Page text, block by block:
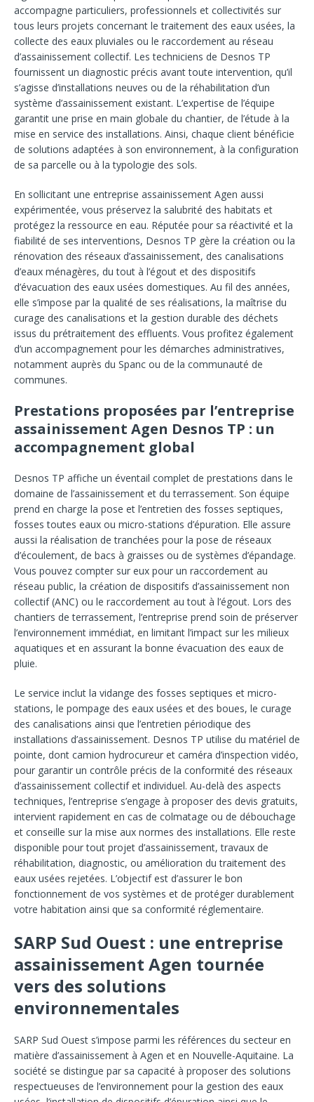
accompagne particuliers, professionnels et collectivités sur
tous leurs projets concernant le traitement des eaux usées, la
collecte des eaux pluviales ou le raccordement au réseau
d’assainissement collectif. Les techniciens de Desnos TP
fournissent un diagnostic précis avant toute intervention, qu’il
s’agisse d’installations neuves ou de la réhabilitation d’un
système d’assainissement existant. L’expertise de l’équipe
garantit une prise en main globale du chantier, de l’étude à la
mise en service des installations. Ainsi, chaque client bénéficie
de solutions adaptées à son environnement, à la configuration
de sa parcelle ou à la typologie des sols.
En sollicitant une entreprise assainissement Agen aussi
expérimentée, vous préservez la salubrité des habitats et
protégez la ressource en eau. Réputée pour sa réactivité et la
fiabilité de ses interventions, Desnos TP gère la création ou la
rénovation des réseaux d’assainissement, des canalisations
d’eaux ménagères, du tout à l’égout et des dispositifs
d’évacuation des eaux usées domestiques. Au fil des années,
elle s’impose par la qualité de ses réalisations, la maîtrise du
curage des canalisations et la gestion durable des déchets
issus du prétraitement des effluents. Vous profitez également
d’un accompagnement pour les démarches administratives,
notamment auprès du Spanc ou de la communauté de
communes.
Prestations proposées par l’entreprise
assainissement Agen Desnos TP : un
accompagnement global
Desnos TP affiche un éventail complet de prestations dans le
domaine de l’assainissement et du terrassement. Son équipe
prend en charge la pose et l’entretien des fosses septiques,
fosses toutes eaux ou micro-stations d’épuration. Elle assure
aussi la réalisation de tranchées pour la pose de réseaux
d’écoulement, de bacs à graisses ou de systèmes d’épandage.
Vous pouvez compter sur eux pour un raccordement au
réseau public, la création de dispositifs d’assainissement non
collectif (ANC) ou le raccordement au tout à l’égout. Lors des
chantiers de terrassement, l’entreprise prend soin de préserver
l’environnement immédiat, en limitant l’impact sur les milieux
aquatiques et en assurant la bonne évacuation des eaux de
pluie.
Le service inclut la vidange des fosses septiques et micro-
stations, le pompage des eaux usées et des boues, le curage
des canalisations ainsi que l’entretien périodique des
installations d’assainissement. Desnos TP utilise du matériel de
pointe, dont camion hydrocureur et caméra d’inspection vidéo,
pour garantir un contrôle précis de la conformité des réseaux
d’assainissement collectif et individuel. Au-delà des aspects
techniques, l’entreprise s’engage à proposer des devis gratuits,
intervient rapidement en cas de colmatage ou de débouchage
et conseille sur la mise aux normes des installations. Elle reste
disponible pour tout projet d’assainissement, travaux de
réhabilitation, diagnostic, ou amélioration du traitement des
eaux usées rejetées. L’objectif est d’assurer le bon
fonctionnement de vos systèmes et de protéger durablement
votre habitation ainsi que sa conformité réglementaire.
SARP Sud Ouest : une entreprise
assainissement Agen tournée
vers des solutions
environnementales
SARP Sud Ouest s’impose parmi les références du secteur en
matière d’assainissement à Agen et en Nouvelle-Aquitaine. La
société se distingue par sa capacité à proposer des solutions
respectueuses de l’environnement pour la gestion des eaux